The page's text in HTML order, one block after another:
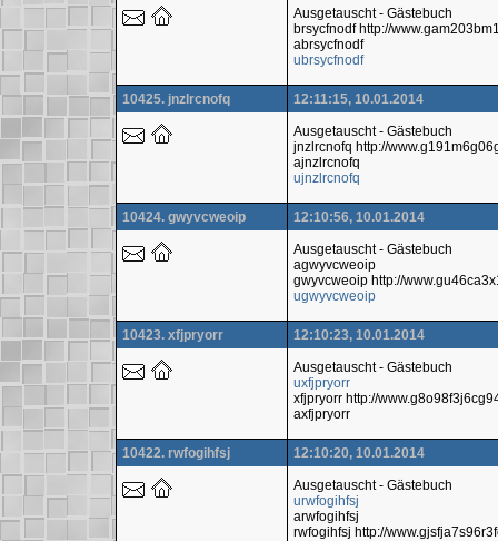
Ausgetauscht - Gästebuch
brsycfnodf http://
abrsycfnodf
ubrsycfnodf
10425. jnzlrcnofq 12:11:15, 10.01.2014
Ausgetauscht - Gästebuch
jnzlrcnofq http://
ajnzlrcnofq
ujnzlrcnofq
10424. gwyvcweoip 12:10:56, 10.01.2014
Ausgetauscht - Gästebuch
agwyvcweoip
gwyvcweoip http://
ugwyvcweoip
10423. xfjpryorr 12:10:23, 10.01.2014
Ausgetauscht - Gästebuch
uxfjpryorr
xfjpryorr http://
axfjpryorr
10422. rwfogihfsj 12:10:20, 10.01.2014
Ausgetauscht - Gästebuch
urwfogihfsj
arwfogihfsj
rwfogihfsj http://